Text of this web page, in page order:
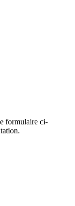
formulaire ci-